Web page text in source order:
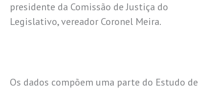
presidente da Comissão de Justiça do
Legislativo, vereador Coronel Meira.
Os dados compõem uma parte do Estudo de